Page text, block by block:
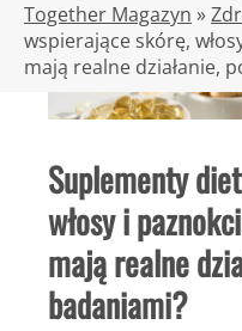
Together Magazyn »
wspierające skórę,
mają realne działanie,
Suplementy
włosy i
mają realne
badaniami?